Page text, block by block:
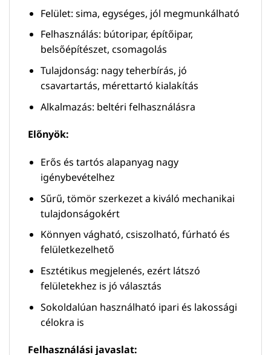
Felület: sima, egységes, jól megmunkálható
Felhasználás: bútoripar, építőipar,
belsőépítészet, csomagolás
Tulajdonság: nagy teherbírás, jó
csavartartás, mérettartó kialakítás
Alkalmazás: beltéri felhasználásra
Előnyök:
Erős és tartós alapanyag nagy
igénybevételhez
Sűrű, tömör szerkezet a kiváló mechanikai
tulajdonságokért
Könnyen vágható, csiszolható, fúrható és
felületkezelhető
Esztétikus megjelenés, ezért látszó
felületekhez is jó választás
Sokoldalúan használható ipari és lakossági
célokra is
Felhasználási javaslat: